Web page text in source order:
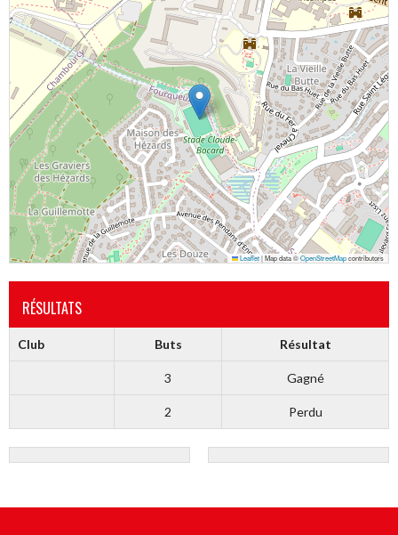
Leaflet|Map data ©OpenStreetMapcontributors
RÉSULTATS
Club Buts Résultat
3 Gagné
2 Perdu